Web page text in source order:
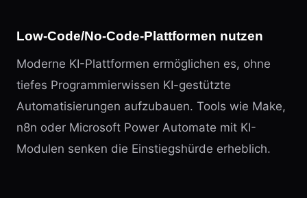
Low-Code/No-Code-Plattformen nutzen
Moderne KI-Plattformen ermöglichen es, ohne
tiefes Programmierwissen KI-gestützte
Automatisierungen aufzubauen. Tools wie Make,
n8n oder Microsoft Power Automate mit KI-
Modulen senken die Einstiegshürde erheblich.